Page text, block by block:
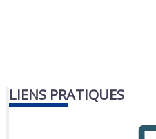
LIENS PRATIQUES